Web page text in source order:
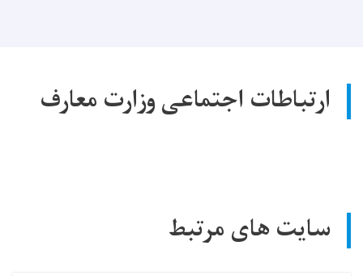
ارتباطات اجتماعی وزارت معارف
سایت های مرتبط